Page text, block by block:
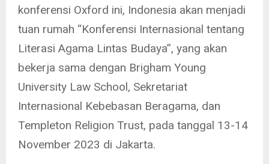
konferensi Oxford ini, Indonesia akan menjadi
tuan rumah “Konferensi Internasional tentang
Literasi Agama Lintas Budaya”, yang akan
bekerja sama dengan Brigham Young
University Law School, Sekretariat
Internasional Kebebasan Beragama, dan
Templeton Religion Trust, pada tanggal 13-14
November 2023 di Jakarta.